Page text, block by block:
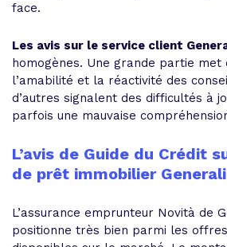
face.
Les avis sur le service client
homogènes. Une grande partie met
l’amabilité et la réactivité des
d’autres signalent des difficultés à
parfois une mauvaise
L’avis de Guide du Crédit
de prêt immobilier Generali
L’assurance emprunteur Novità de
positionne très bien parmi les